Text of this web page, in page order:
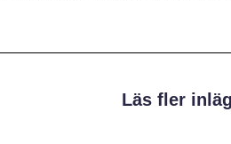
Läs fler